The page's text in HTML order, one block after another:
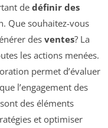
de définir des
Que souhaitez-vous
des ventes? La
les actions menées.
permet d’évaluer
l’engagement des
des éléments
et optimiser